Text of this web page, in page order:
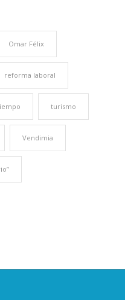
Omar Félix
reforma laboral
turismo
Vendimia